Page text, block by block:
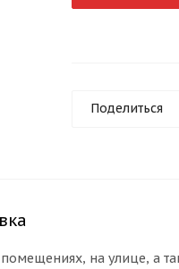
Поделиться
на улице, а